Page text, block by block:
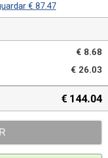
€ 87.47
€ 8.68
€ 26.03
€ 144.04